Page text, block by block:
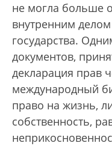
не могла больше
внутренним
государства.
документов,
декларация прав
международный
право на жизнь,
собственность,